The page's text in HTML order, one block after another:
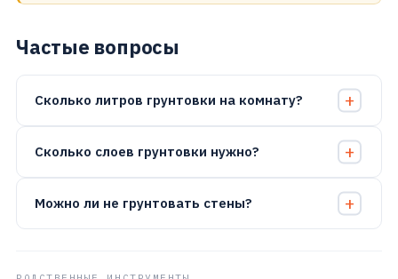
Частые вопросы
Сколько литров грунтовки на комнату?
Сколько слоев грунтовки нужно?
Можно ли не грунтовать стены?